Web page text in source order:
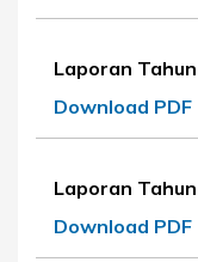
Laporan
Download PDF
Laporan
Download PDF